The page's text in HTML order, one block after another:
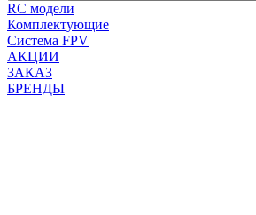
RC модели
Комплектующие
Система FPV
АКЦИИ
ЗАКАЗ
БРЕНДЫ